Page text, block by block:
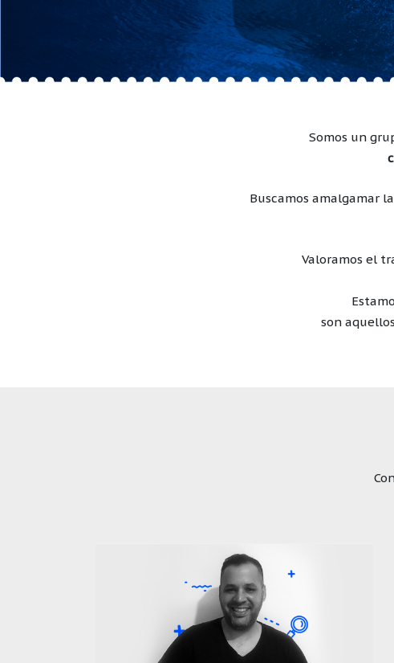
Somos un
Buscamos amalgamar la
Valoramos el
son